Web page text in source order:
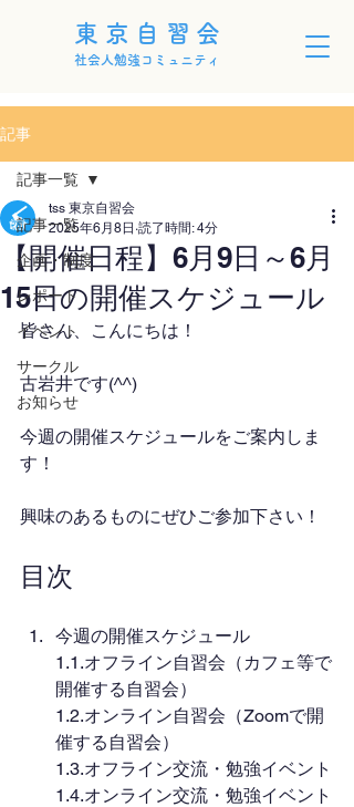
東京自習会
社会人勉強コミュニティ
記事
記事一覧
企画・制度
レポート
イベント
サークル
お知らせ
記事一覧
【開催日程】6月9日～6月
15日の開催スケジュール
tss 東京自習会
2025年6月8日 読了時間: 4分
皆さん、こんにちは！
古岩井です(^^)
今週の開催スケジュールをご案内しま
す！
興味のあるものにぜひご参加下さい！
目次
今週の開催スケジュール
1.1.オフライン自習会（カフェ等で
開催する自習会）
1.2.オンライン自習会（Zoomで開
催する自習会）
1.3.オフライン交流・勉強イベント
1.4.オンライン交流・勉強イベント